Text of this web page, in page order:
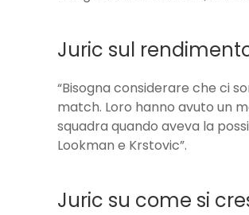
Juric sul
“Bisogna considerare che ci
match. Loro hanno avuto un
squadra quando aveva la
Lookman e Krstovic”.
Juric su come si